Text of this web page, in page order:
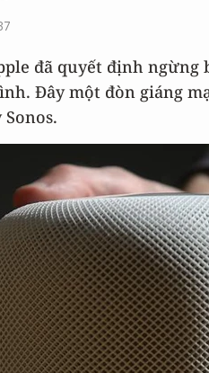
đã quyết định
Đây một đòn giáng